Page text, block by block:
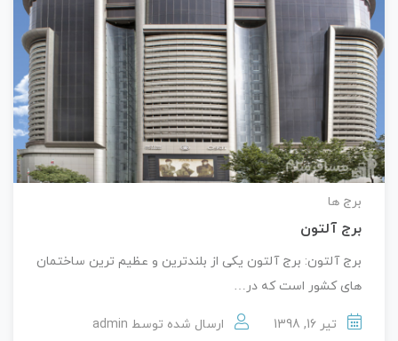
برج ها
برج آلتون
برج آلتون: برج آلتون یکی از بلندترین و عظیم ترین ساختمان
های کشور است که در…
تیر 16, 1398 ارسال شده توسط admin